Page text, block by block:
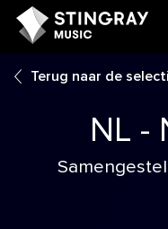
Terug naar de
NL -